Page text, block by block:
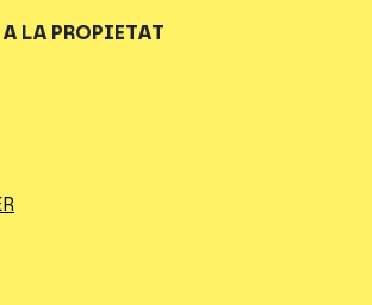
LA PROPIETAT